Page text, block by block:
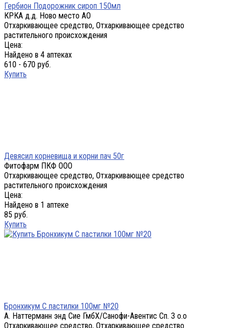
Гербион Подорожник сироп 150мл
КРКА д.д. Ново место АО
Отхаркивающее средство, Отхаркивающее средство
растительного происхождения
Цена:
Найдено в 4 аптеках
610 - 670 руб.
Купить
Девясил корневища и корни пач 50г
Фитофарм ПКФ ООО
Отхаркивающее средство, Отхаркивающее средство
растительного происхождения
Цена:
Найдено в 1 аптеке
85 руб.
Купить
Бронхикум С пастилки 100мг №20
А. Наттерманн энд Сие ГмбХ/Санофи-Авентис Сп. З о.о
Отхаркивающее средство, Отхаркивающее средство